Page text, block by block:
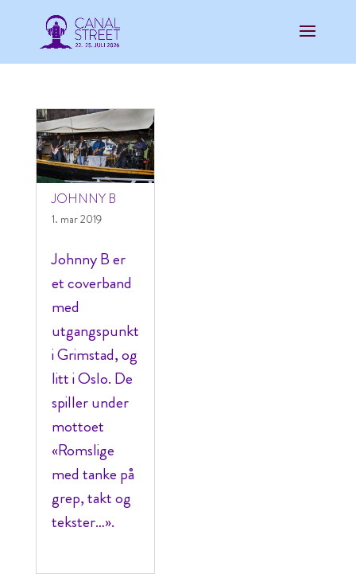
JOHNNY B
1. mar 2019
Johnny B er
et coverband
med
utgangspunkt
i Grimstad, og
litt i Oslo. De
spiller under
mottoet
«Romslige
med tanke på
grep, takt og
tekster…».